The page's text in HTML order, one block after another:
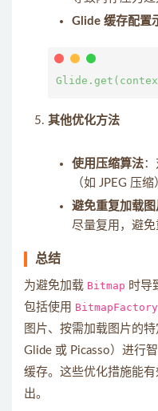
Glide 缓存配置
其他优化方法
使用压缩算法
（如 JPEG 压
避免重复加载图
尽量复用，避免
总结
为避免加载 Bitmap 时导
包括使用
图片、按需加载图片的
Glide 或 Picasso）进行
缓存。这些优化措施能
出。